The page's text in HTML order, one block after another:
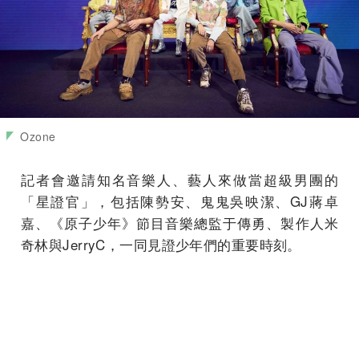
Ozone
記者會邀請知名音樂人、藝人來做當超級男團的
「星證官」，包括陳勢安、鬼鬼吳映潔、GJ蔣卓
嘉、《原子少年》節目音樂總監于傳勇、製作人米
奇林與JerryC，一同見證少年們的重要時刻。